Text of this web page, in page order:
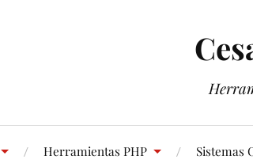
Herramientas PHP Sistemas